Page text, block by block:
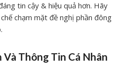
tin cậy & hiệu quả hơn. Hãy
chạm mặt đề nghị phần đông
Thông Tin Cá Nhân